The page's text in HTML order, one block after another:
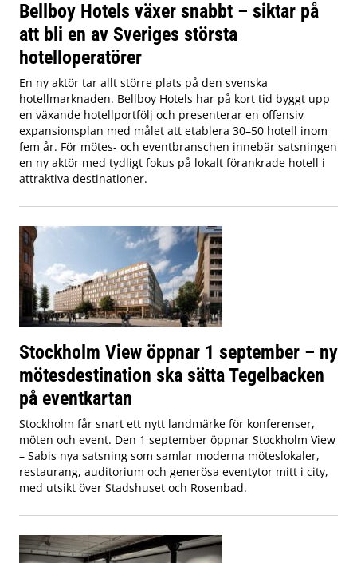
Bellboy Hotels växer snabbt – siktar på
att bli en av Sveriges största
hotelloperatörer
En ny aktör tar allt större plats på den svenska
hotellmarknaden. Bellboy Hotels har på kort tid byggt upp
en växande hotellportfölj och presenterar en offensiv
expansionsplan med målet att etablera 30–50 hotell inom
fem år. För mötes- och eventbranschen innebär satsningen
en ny aktör med tydligt fokus på lokalt förankrade hotell i
attraktiva destinationer.
Stockholm View öppnar 1 september – ny
mötesdestination ska sätta Tegelbacken
på eventkartan
Stockholm får snart ett nytt landmärke för konferenser,
möten och event. Den 1 september öppnar Stockholm View
– Sabis nya satsning som samlar moderna möteslokaler,
restaurang, auditorium och generösa eventytor mitt i city,
med utsikt över Stadshuset och Rosenbad.